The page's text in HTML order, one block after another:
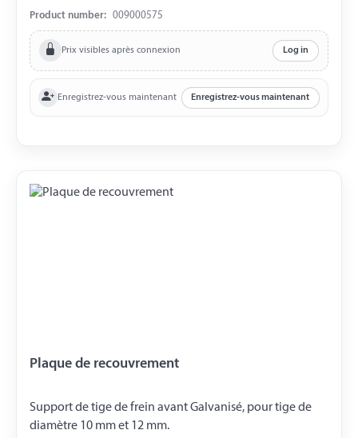
Product number: 009000575
Prix visibles après connexion Log in
Enregistrez-vous maintenant Enregistrez-vous maintenant
Plaque de recouvrement
Support de tige de frein avant Galvanisé, pour tige de
diamètre 10 mm et 12 mm.